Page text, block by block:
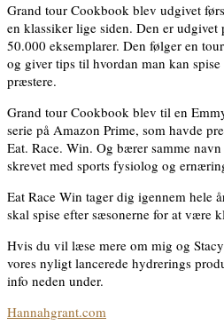
Grand tour Cookbook blev udgivet
en klassiker lige siden. Den er udgivet
50.000 eksemplarer. Den følger en
og giver tips til hvordan man kan
præstere.
Grand tour Cookbook blev til en
serie på Amazon Prime, som havde
Eat. Race. Win. Og bærer samme
skrevet med sports fysiolog og
Eat Race Win tager dig igennem hele
skal spise efter sæsonerne for at være
Hvis du vil læse mere om mig og
vores nyligt lancerede hydrerings
info neden under.
Hannahgrant.com